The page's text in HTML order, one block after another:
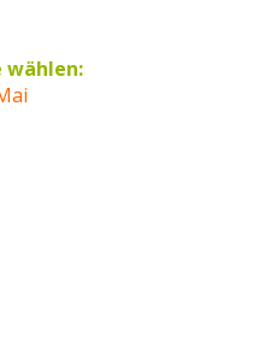
wählen: